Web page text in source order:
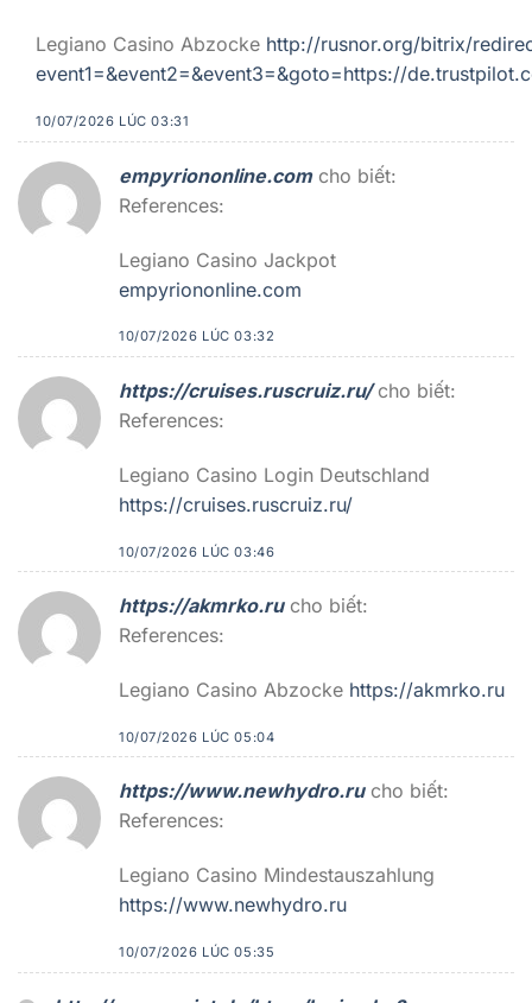
Legiano Casino Abzocke http://rusnor.org/bitrix/
event1=&event2=&event3=&goto=https://
10/07/2026 LÚC 03:31
empyriononline.com cho biết:
References:
Legiano Casino Jackpot
empyriononline.com
10/07/2026 LÚC 03:32
https://cruises.ruscruiz.ru/ cho biết:
References:
Legiano Casino Login Deutschland
https://cruises.ruscruiz.ru/
10/07/2026 LÚC 03:46
https://akmrko.ru cho biết:
References:
Legiano Casino Abzocke https://akmrko.ru
10/07/2026 LÚC 05:04
https://www.newhydro.ru cho biết:
References:
Legiano Casino Mindestauszahlung
https://www.newhydro.ru
10/07/2026 LÚC 05:35